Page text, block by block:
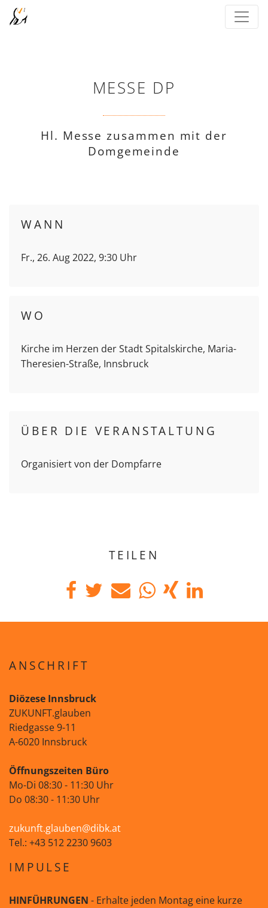
MESSE DP
Hl. Messe zusammen mit der
Domgemeinde
WANN
Fr., 26. Aug 2022, 9:30 Uhr
WO
Kirche im Herzen der Stadt Spitalskirche, Maria-
Theresien-Straße, Innsbruck
ÜBER DIE VERANSTALTUNG
Organisiert von der Dompfarre
TEILEN
ANSCHRIFT
Diözese Innsbruck
ZUKUNFT.glauben
Riedgasse 9-11
A-6020 Innsbruck
Öffnungszeiten Büro
Mo-Di 08:30 - 11:30 Uhr
Do 08:30 - 11:30 Uhr
zukunft.glauben@dibk.at
Tel.: +43 512 2230 9603
IMPULSE
HINFÜHRUNGEN - Erhalte jeden Montag eine kurze